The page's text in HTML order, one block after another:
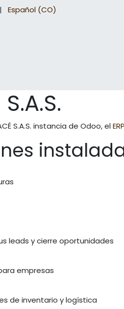
| Español (CO)
S.A.S. instancia de Odoo, el
leads y cierre oportunidades
empresas
de inventario y logística